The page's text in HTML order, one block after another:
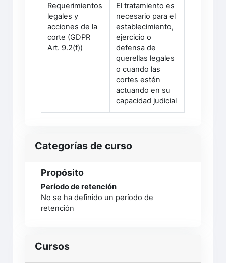
Requerimientos
legales y
acciones de la
corte (GDPR
Art. 9.2(f))
El tratamiento es
necesario para el
establecimiento,
ejercicio o
defensa de
querellas legales
o cuando las
cortes estén
actuando en su
capacidad judicial
Categorías de curso
Propósito
Período de retención
No se ha definido un período de
retención
Cursos